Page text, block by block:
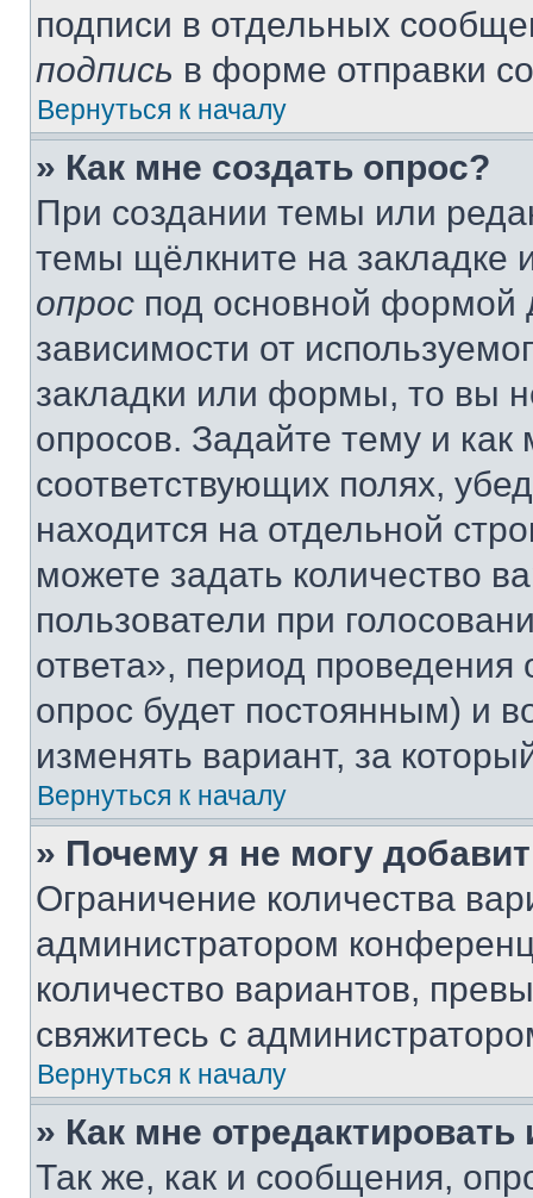
подписи в отдельных
подпись в форме отправки
Вернуться к началу
» Как мне создать опрос?
При создании темы или
темы щёлкните на
опрос под основной формой
зависимости от
закладки или формы, то вы
опросов. Задайте тему и
соответствующих полях,
находится на отдельной
можете задать количество
пользователи при
ответа», период проведения
опрос будет постоянным) и
изменять вариант, за
Вернуться к началу
» Почему я не могу
Ограничение количества
администратором
количество вариантов,
свяжитесь с
Вернуться к началу
» Как мне
Так же, как и сообщения,